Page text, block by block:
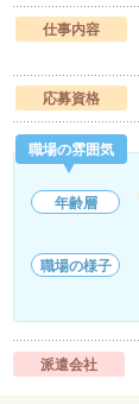
仕事内容
応募資格
職場の雰囲気
年齢層
職場の様子
派遣会社